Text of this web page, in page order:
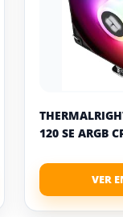
120 SE ARGB